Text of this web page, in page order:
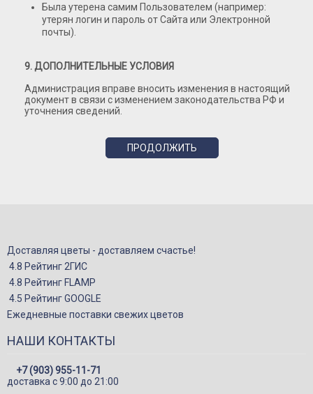
Была утерена самим Пользователем (например:
утерян логин и пароль от Сайта или Электронной
почты).
9. ДОПОЛНИТЕЛЬНЫЕ УСЛОВИЯ
Администрация вправе вносить изменения в настоящий
документ в связи с изменением законодательства РФ и
уточнения сведений.
ПРОДОЛЖИТЬ
Доставляя цветы - доставляем счастье!
4.8 Рейтинг 2ГИС
4.8 Рейтинг FLAMP
4.5 Рейтинг GOOGLE
Ежедневные поставки свежих цветов
НАШИ КОНТАКТЫ
+7 (903) 955-11-71
доставка c 9:00 до 21:00